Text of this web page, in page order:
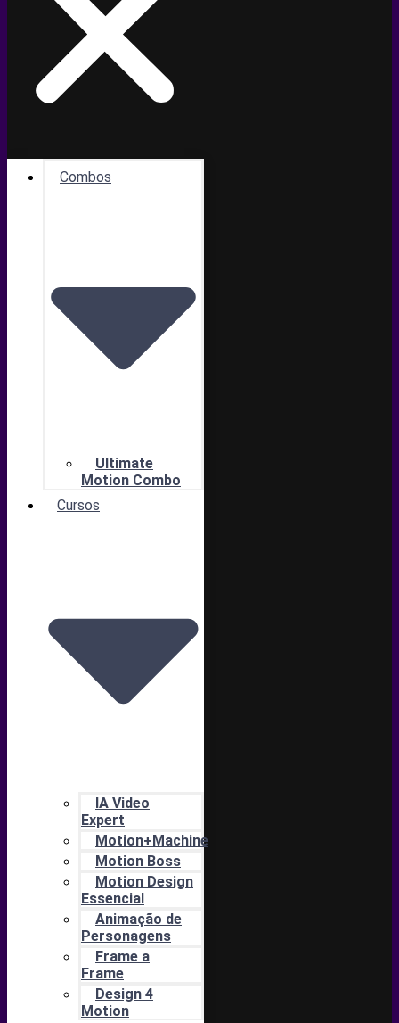
Combos
Ultimate
Motion Combo
Cursos
IA Video
Expert
Motion+Machine
Motion Boss
Motion Design
Essencial
Animação de
Personagens
Frame a
Frame
Design 4
Motion